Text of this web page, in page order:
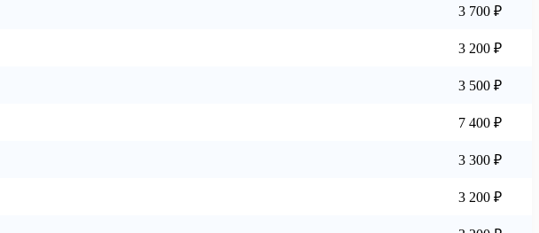
3 700 ₽
3 200 ₽
3 500 ₽
7 400 ₽
3 300 ₽
3 200 ₽